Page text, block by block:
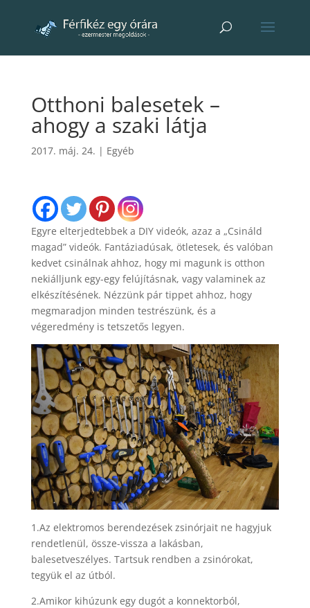
Otthoni balesetek –
ahogy a szaki látja
2017. máj. 24. | Egyéb
Egyre elterjedtebbek a DIY videók, azaz a „Csináld
magad” videók. Fantáziadúsak, ötletesek, és valóban
kedvet csinálnak ahhoz, hogy mi magunk is otthon
nekiálljunk egy-egy felújításnak, vagy valaminek az
elkészítésének. Nézzünk pár tippet ahhoz, hogy
megmaradjon minden testrészünk, és a
végeredmény is tetszetős legyen.
1.Az elektromos berendezések zsinórjait ne hagyjuk
rendetlenül, össze-vissza a lakásban,
balesetveszélyes. Tartsuk rendben a zsinórokat,
tegyük el az útból.
2.Amikor kihúzunk egy dugót a konnektorból,